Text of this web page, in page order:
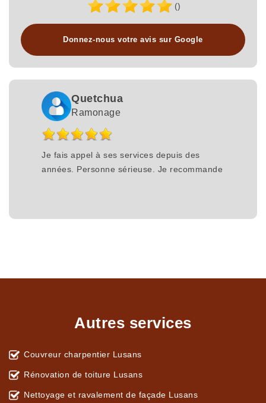
()
Donnez-nous votre avis sur Google
Quetchua
Ramonage
Je fais appel à ses services depuis des
années. Personne sérieuse. Je recommande
Autres services
Couvreur charpentier Lusans
Rénovation de toiture Lusans
Nettoyage et ravalement de façade Lusans